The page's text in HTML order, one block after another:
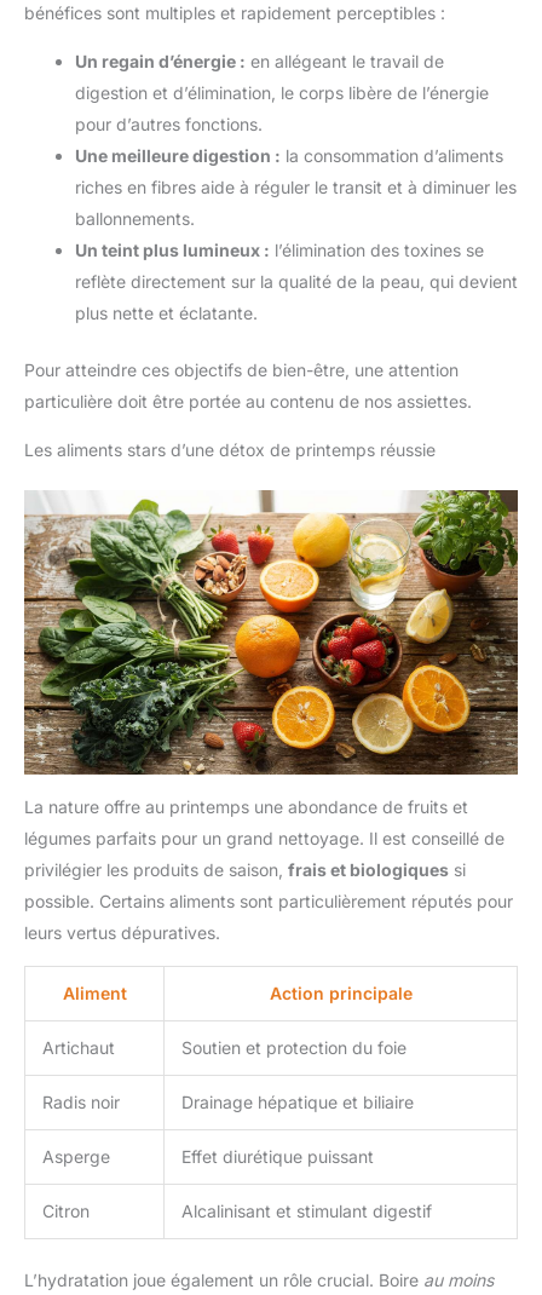
bénéfices sont multiples et rapidement perceptibles :
Un regain d’énergie : en allégeant le travail de
digestion et d’élimination, le corps libère de l’énergie
pour d’autres fonctions.
Une meilleure digestion : la consommation d’aliments
riches en fibres aide à réguler le transit et à diminuer les
ballonnements.
Un teint plus lumineux : l’élimination des toxines se
reflète directement sur la qualité de la peau, qui devient
plus nette et éclatante.
Pour atteindre ces objectifs de bien-être, une attention
particulière doit être portée au contenu de nos assiettes.
Les aliments stars d’une détox de printemps réussie
La nature offre au printemps une abondance de fruits et
légumes parfaits pour un grand nettoyage. Il est conseillé de
privilégier les produits de saison, frais et biologiques si
possible. Certains aliments sont particulièrement réputés pour
leurs vertus dépuratives.
Aliment Action principale
Artichaut Soutien et protection du foie
Radis noir Drainage hépatique et biliaire
Asperge Effet diurétique puissant
Citron Alcalinisant et stimulant digestif
L’hydratation joue également un rôle crucial. Boire au moins